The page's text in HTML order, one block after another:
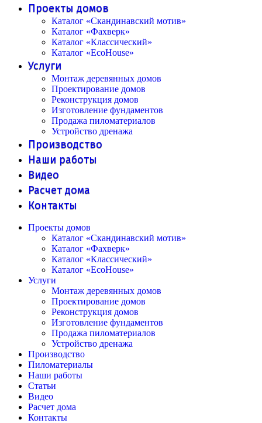
Проекты домов
Каталог «Скандинавский мотив»
Каталог «Фахверк»
Каталог «Классический»
Каталог «EcoHouse»
Услуги
Монтаж деревянных домов
Проектирование домов
Реконструкция домов
Изготовление фундаментов
Продажа пиломатериалов
Устройство дренажа
Производство
Наши работы
Видео
Расчет дома
Контакты
Проекты домов
Каталог «Скандинавский мотив»
Каталог «Фахверк»
Каталог «Классический»
Каталог «EcoHouse»
Услуги
Монтаж деревянных домов
Проектирование домов
Реконструкция домов
Изготовление фундаментов
Продажа пиломатериалов
Устройство дренажа
Производство
Пиломатериалы
Наши работы
Статьи
Видео
Расчет дома
Контакты